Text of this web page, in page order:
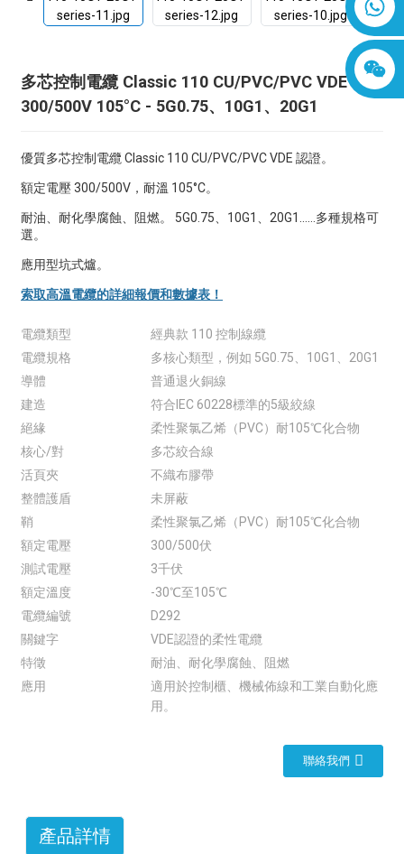
多芯控制電纜 Classic 110 CU/PVC/PVC VDE
300/500V 105°C - 5G0.75、10G1、20G1
優質多芯控制電纜 Classic 110 CU/PVC/PVC VDE 認證。
額定電壓 300/500V，耐溫 105°C。
耐油、耐化學腐蝕、阻燃。 5G0.75、10G1、20G1……多種規格可
選。
應用型坑式爐。
索取高溫電纜的詳細報價和數據表！
電纜類型
經典款 110 控制線纜
電纜規格
多核心類型，例如 5G0.75、10G1、20G1
導體
普通退火銅線
建造
符合IEC 60228標準的5級絞線
絕緣
柔性聚氯乙烯（PVC）耐105℃化合物
核心/對
多芯絞合線
活頁夾
不織布膠帶
整體護盾
未屏蔽
鞘
柔性聚氯乙烯（PVC）耐105℃化合物
額定電壓
300/500伏
測試電壓
3千伏
額定溫度
-30℃至105℃
電纜編號
D292
關鍵字
VDE認證的柔性電纜
特徵
耐油、耐化學腐蝕、阻燃
應用
適用於控制櫃、機械佈線和工業自動化應
用。
聯絡我們
產品詳情